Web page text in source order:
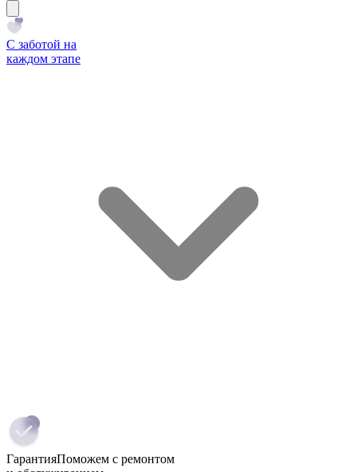
С заботой на
каждом этапе
ГарантияПоможем с ремонтом